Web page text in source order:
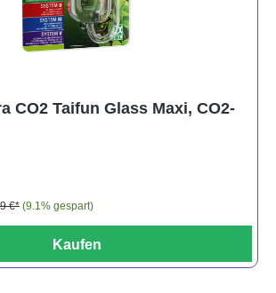
CO2 Taifun Glass Maxi, CO2-
€* (9.1% gespart)
Kaufen